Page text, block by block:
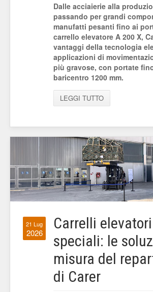
Dalle acciaierie alla
passando per grandi
manufatti pesanti fino ai
carrello elevatore A 200 X,
vantaggi della tecnologia
applicazioni di
più gravose, con portate
baricentro 1200 mm.
LEGGI TUTTO
21 Lug
2026
Carrelli
speciali: le
misura del
di Carer